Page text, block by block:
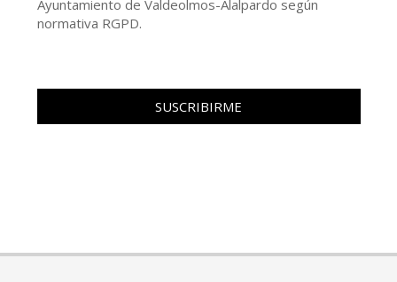
Ayuntamiento de Valdeolmos-Alalpardo según
normativa RGPD.